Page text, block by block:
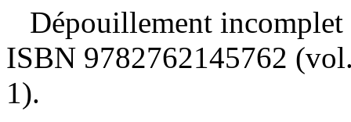
Dépouillement
ISBN 9782762145762
1).